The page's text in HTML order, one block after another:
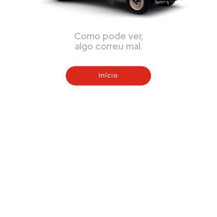
Como pode ver,
algo correu mal.
Início